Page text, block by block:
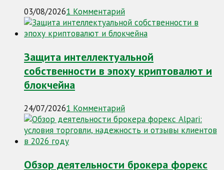
03/08/20261 Комментарий
Защита интеллектуальной
собственности в эпоху криптовалют и
блокчейна
24/07/20261 Комментарий
Обзор деятельности брокера форекс